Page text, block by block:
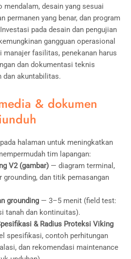
mendalam, desain yang sesuai
permanen yang benar, dan program
pada desain dan pengujian
gangguan operasional
manajer fasilitas, penekanan harus
dan dokumentasi teknis
dan akuntabilitas.
& dokumen
halaman untuk meningkatkan
tim lapangan:
V2 (gambar) — diagram terminal,
grounding, dan titik pemasangan
grounding — 3–5 menit (field test:
tanah dan kontinuitas).
& Radius Proteksi Viking
spesifikasi, contoh perhitungan
dan rekomendasi maintenance